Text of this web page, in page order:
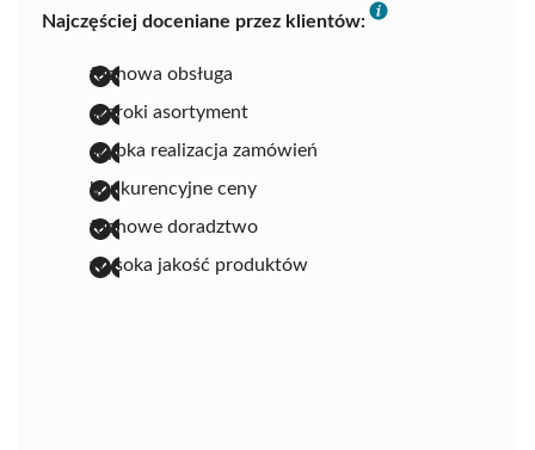
Najczęściej doceniane przez klientów:
fachowa obsługa
szeroki asortyment
szybka realizacja zamówień
konkurencyjne ceny
fachowe doradztwo
wysoka jakość produktów